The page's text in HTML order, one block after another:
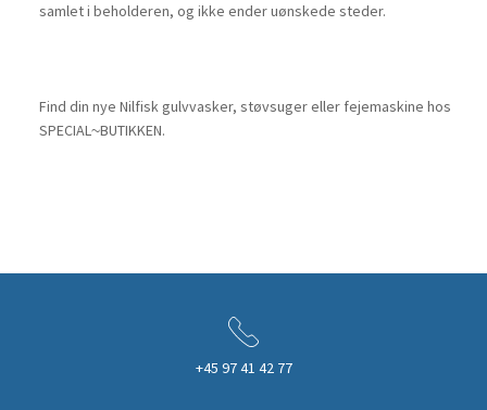
samlet i beholderen, og ikke ender uønskede steder.
Find din nye Nilfisk gulvvasker, støvsuger eller fejemaskine hos
SPECIAL~BUTIKKEN.
+45 97 41 42 77